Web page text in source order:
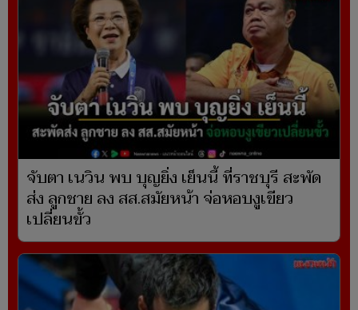
จับตา เนวิน พบ บุญยิ่ง เย็นนี้ ที่ราชบุรี สะพัด
ส่ง ลูกชาย ลง สส.สมัยหน้า จ่อหอบงูเขียว
เปลี่ยนขั้ว